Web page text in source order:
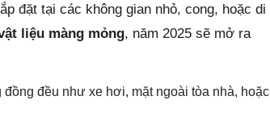
đặt tại các không gian nhỏ, cong, hoặc di
liệu màng mỏng, năm 2025 sẽ mở ra
đều như xe hơi, mặt ngoài tòa nhà, hoặc